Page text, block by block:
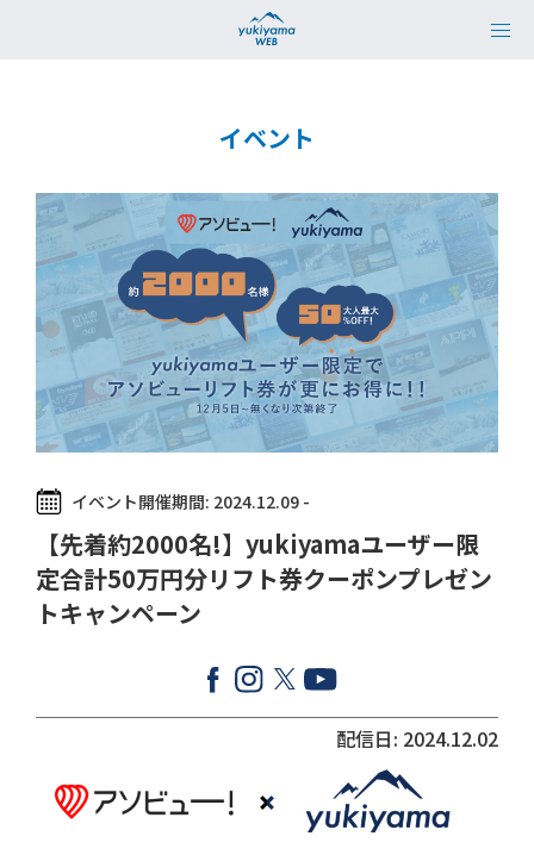
イベント
【先着約2000名!】yukiyamaユーザー限
定合計50万円分リフト券クーポンプレゼン
トキャンペーン
イベント開催期間: 2024.12.09 -
配信日: 2024.12.02